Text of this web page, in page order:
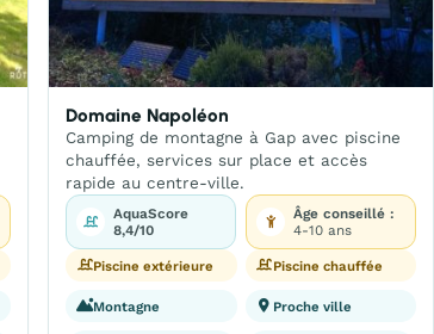
Domaine Napoléon
Camping de montagne à Gap avec piscine
chauffée, services sur place et accès
rapide au centre-ville.
AquaScore
8,4/10
Âge conseillé :
4-10 ans
Piscine extérieure Piscine chauffée
Montagne Proche ville